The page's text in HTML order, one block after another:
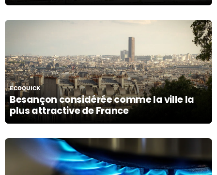
Besançon considérée comme la ville la
plus attractive de France
ECOQUICK
04/11/19